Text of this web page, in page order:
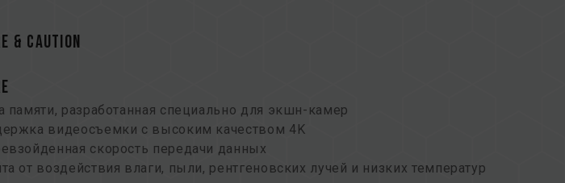
& CAUTION
памяти, разработанная специально для экшн-камер
видеосъемки с высоким качеством 4K
скорость передачи данных
от воздействия влаги, пыли, рентгеновских лучей и низких температур